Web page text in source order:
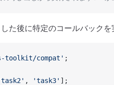
た後に特定のコールバックを
toolkit/compat' ;
, 'task3' ];